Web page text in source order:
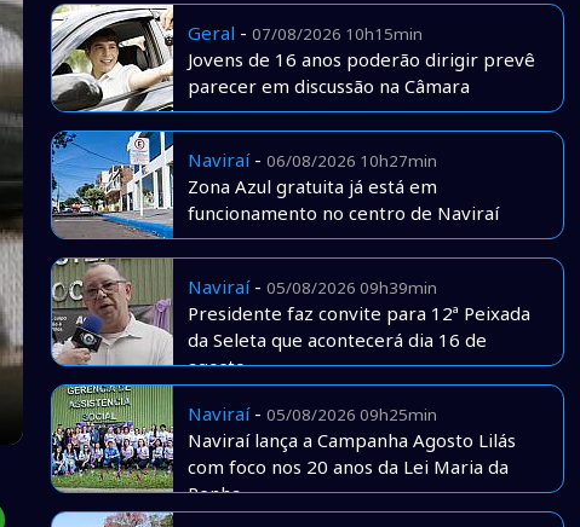
Geral - 07/08/2026 10h15min
Jovens de 16 anos poderão dirigir prevê
parecer em discussão na Câmara
Naviraí- 06/08/2026 10h27min
Zona Azul gratuita já está em
funcionamento no centro de Naviraí
Naviraí- 05/08/2026 09h39min
Presidente faz convite para 12ª Peixada
da Seleta que acontecerá dia 16 de
agosto
Naviraí- 05/08/2026 09h25min
Naviraí lança a Campanha Agosto Lilás
com foco nos 20 anos da Lei Maria da
Penha